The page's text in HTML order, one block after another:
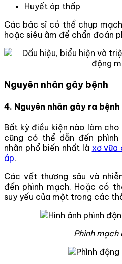
Huyết áp thấp
Các bác sĩ có thể chụp
hoặc siêu âm để chẩn đoán
Nguyên nhân gây bệnh
4. Nguyên nhân gây ra
Bất kỳ điều kiện nào làm
cũng có thể dẫn đến phình
nhân phổ biến nhất là xơ vữa
áp.
Các vết thương sâu và
đến phình mạch. Hoặc có
suy yếu của một trong các
Phình mạch